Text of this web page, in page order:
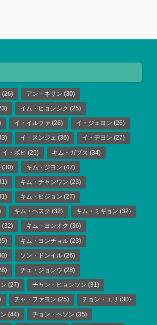
(26) アン・ネサン (30)
イム・ヒョンシク (25)
イ・イルファ (26) イ・ジェヨン (26)
イ・スンジェ (36) イ・デヨン (27)
イ・ボヒ (25) キム・ガプス (34)
(30) キム・ジヨン (47)
キム・チャンワン (23)
キム・ヒジョン (27)
キム・ヘスク (32) キム・ミギョン (32)
(32) キム・ヨンオク (36)
キム・ヨンチョル (23)
ソン・ドンイル (26)
チェ・ジョンウ (28)
(27) チャン・ヒョンソン (31)
チャ・ファヨン (25) チョン・エリ (30)
(44) チョン・ヘソン (35)